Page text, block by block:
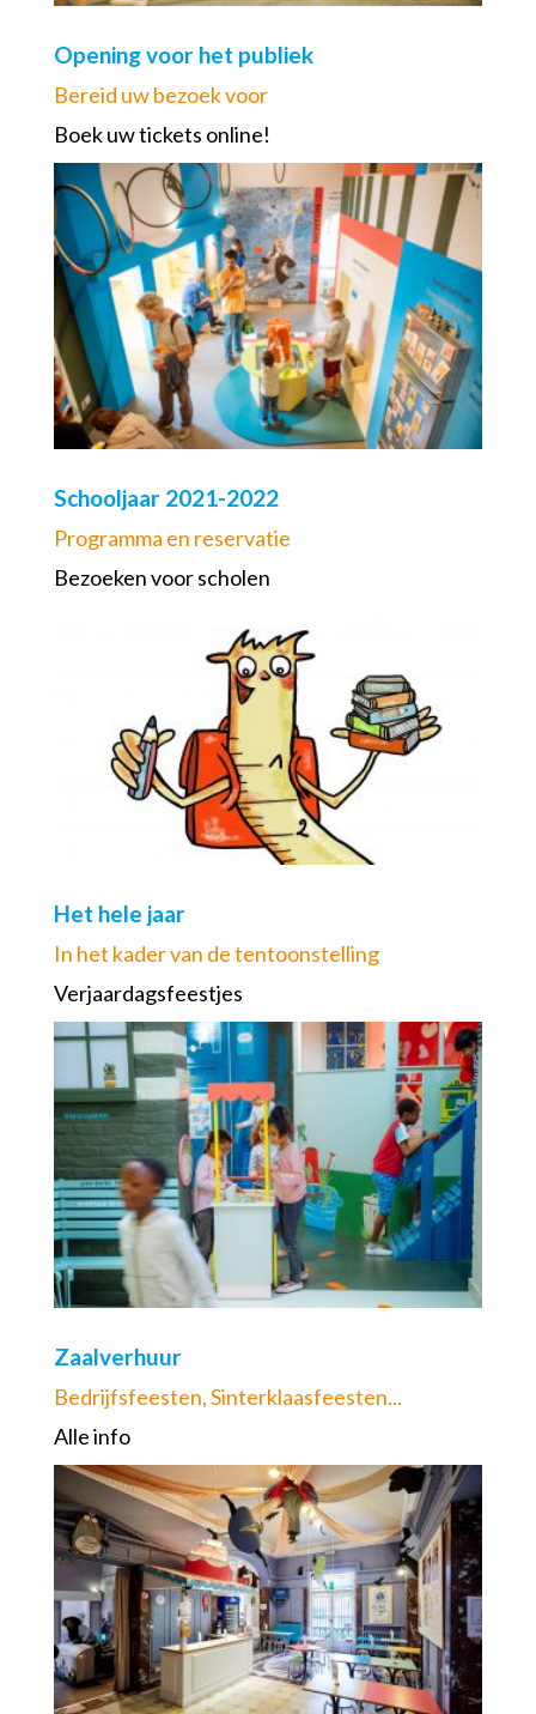
Opening voor het publiek
Bereid uw bezoek voor
Boek uw tickets online!
Schooljaar 2021-2022
Programma en reservatie
Bezoeken voor scholen
Het hele jaar
In het kader van de tentoonstelling
Verjaardagsfeestjes
Zaalverhuur
Bedrijfsfeesten, Sinterklaasfeesten...
Alle info